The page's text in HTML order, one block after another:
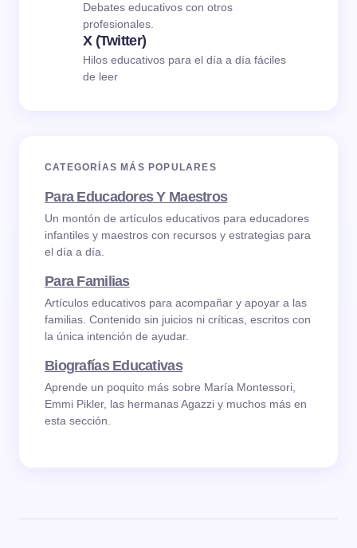
Debates educativos con otros
profesionales.
X (Twitter)
Hilos educativos para el día a día fáciles
de leer
CATEGORÍAS MÁS POPULARES
Para Educadores Y Maestros
Un montón de artículos educativos para educadores
infantiles y maestros con recursos y estrategias para
el día a día.
Para Familias
Artículos educativos para acompañar y apoyar a las
familias. Contenido sin juicios ni críticas, escritos con
la única intención de ayudar.
Biografías Educativas
Aprende un poquito más sobre María Montessori,
Emmi Pikler, las hermanas Agazzi y muchos más en
esta sección.